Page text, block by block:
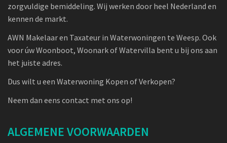
zorgvuldige bemiddeling. Wij werken door heel Nederland en
kennen de markt.
AWN Makelaar en Taxateur in Waterwoningen te Weesp. Ook
voor úw Woonboot, Woonark of Watervilla bent u bij ons aan
het juiste adres.
Dus wilt u een Waterwoning Kopen of Verkopen?
Neem dan eens contact met ons op!
ALGEMENE VOORWAARDEN